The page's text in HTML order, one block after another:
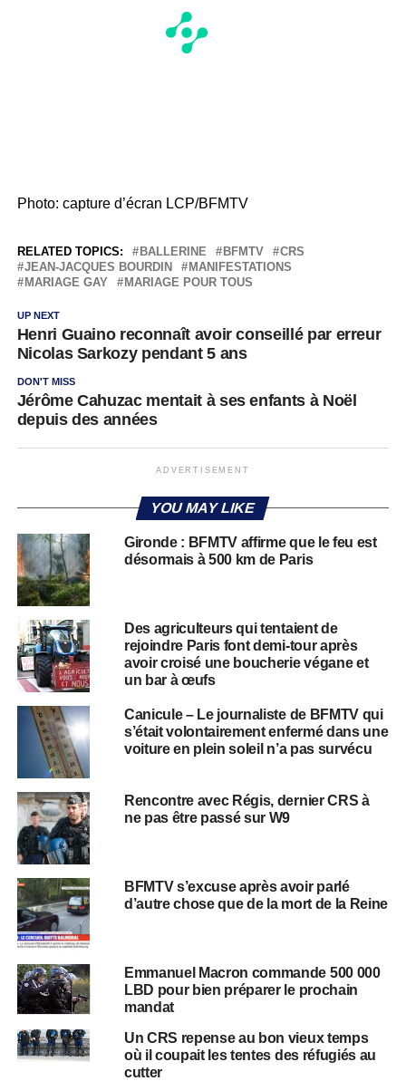
Photo: capture d’écran LCP/BFMTV
RELATED TOPICS: BALLERINE BFMTV
CRS
JEAN-JACQUES BOURDIN
MANIFESTATIONS
MARIAGE GAY
MARIAGE POUR TOUS
UP NEXT
Henri Guaino reconnaît avoir conseillé par erreur
Nicolas Sarkozy pendant 5 ans
DON'T MISS
Jérôme Cahuzac mentait à ses enfants à Noël
depuis des années
ADVERTISEMENT
YOU MAY LIKE
Gironde : BFMTV affirme que le feu est
désormais à 500 km de Paris
Des agriculteurs qui tentaient de
rejoindre Paris font demi-tour après
avoir croisé une boucherie végane et
un bar à œufs
Canicule – Le journaliste de BFMTV qui
s’était volontairement enfermé dans une
voiture en plein soleil n’a pas survécu
Rencontre avec Régis, dernier CRS à
ne pas être passé sur W9
BFMTV s’excuse après avoir parlé
d’autre chose que de la mort de la Reine
Emmanuel Macron commande 500 000
LBD pour bien préparer le prochain
mandat
Un CRS repense au bon vieux temps
où il coupait les tentes des réfugiés au
cutter